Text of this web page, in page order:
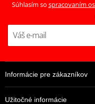
Súhlasím so spracovaním
Informácie pre zákazníkov
Užitočné informácie